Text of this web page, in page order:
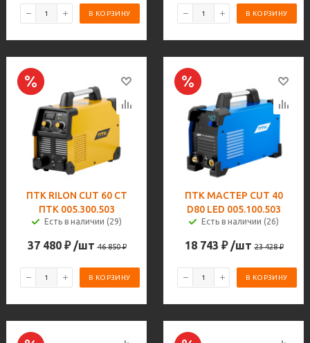
В КОРЗИНУ В КОРЗИНУ
ПТК RILON CUT 60 СT
ПТК 005.300.503
Есть в наличии (29)
37 480₽ /шт 46 850₽
В КОРЗИНУ
ПТК МАСТЕР CUT 40
D80 LED 005.100.503
Есть в наличии (26)
18 743 ₽ /шт 23 428₽
В КОРЗИНУ